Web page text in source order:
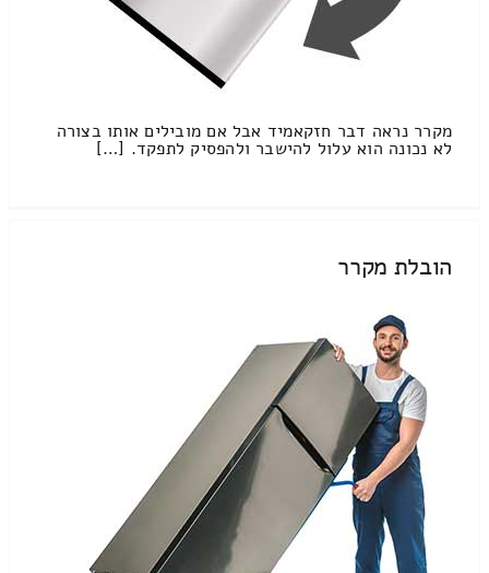
מקרר נראה דבר חזקאמיד אבל אם מובילים אותו בצורה
לא נכונה הוא עלול להישבר ולהפסיק לתפקד. […]
הובלת מקרר